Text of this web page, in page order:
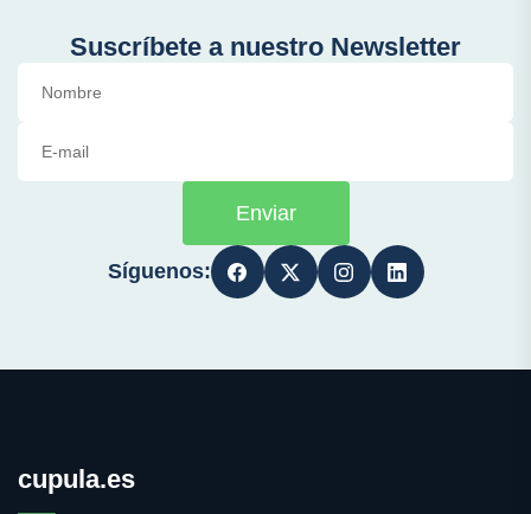
Suscríbete a nuestro Newsletter
Enviar
Síguenos:
cupula.es